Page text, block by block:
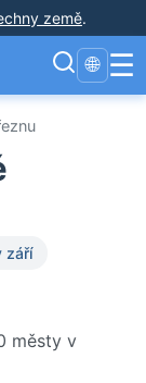
země.
🌐 ☰
září
městy v